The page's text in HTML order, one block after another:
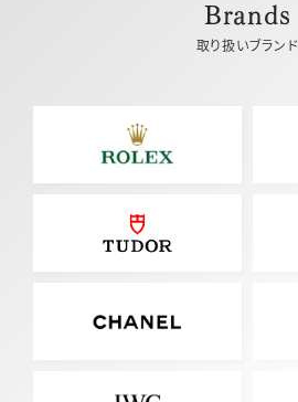
Brands
取り扱いブランド